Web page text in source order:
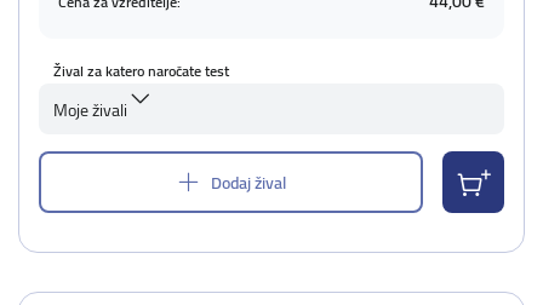
Žival za katero naročate test
Moje živali
Dodaj žival